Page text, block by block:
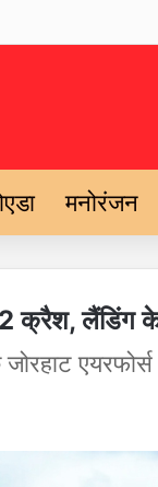
मनोरंजन
क्रैश, लैंडिंग के